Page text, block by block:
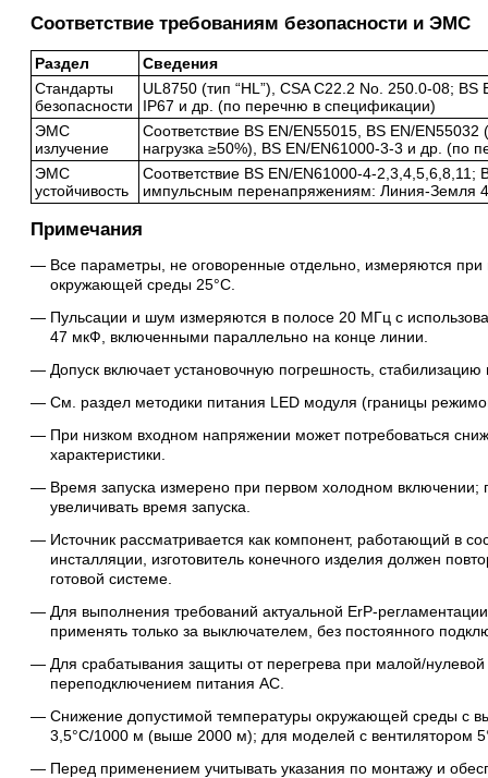
Соответствие требованиям безопасности и ЭМС
Раздел
Сведения
Стандарты
безопасности
UL8750 (тип “HL”), CSA C22.2 No. 250.0-08;
IP67 и др. (по перечню в спецификации)
ЭМС
излучение
Соответствие BS EN/EN55015, BS EN/
нагрузка ≥50%), BS EN/EN61000-3-3 и др. (по
ЭМС
устойчивость
Соответствие BS EN/EN61000-4-2,3,4,5,6,8,11;
импульсным перенапряжениям: Линия-Земля
Примечания
Все параметры, не оговоренные отдельно, измеряются
окружающей среды 25°C.
Пульсации и шум измеряются в полосе 20 МГц с
47 мкФ, включенными параллельно на конце линии.
Допуск включает установочную погрешность,
См. раздел методики питания LED модуля (границы
При низком входном напряжении может потребоваться
характеристики.
Время запуска измерено при первом холодном включении;
увеличивать время запуска.
Источник рассматривается как компонент, работающий в
инсталляции, изготовитель конечного изделия должен
готовой системе.
Для выполнения требований актуальной ErP-
применять только за выключателем, без постоянного
Для срабатывания защиты от перегрева при малой/нулевой
переподключением питания AC.
Снижение допустимой температуры окружающей среды с
3,5°C/1000 м (выше 2000 м); для моделей с вентилятором
Перед применением учитывать указания по монтажу и